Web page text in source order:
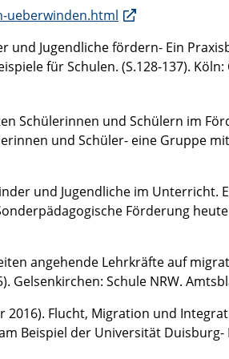
ueberwinden.html
und Jugendliche fördern- Ein
für Schulen. (S.128-137). Köln:
Schülerinnen und Schülern im
und Schüler- eine Gruppe
und Jugendliche im
Förderung
angehende Lehrkräfte auf
Gelsenkirchen: Schule NRW.
2016). Flucht, Migration und
Beispiel der Universität